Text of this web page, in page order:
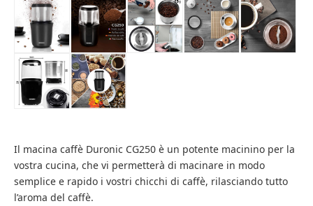
Il macina caffè Duronic CG250 è un potente macinino per la
vostra cucina, che vi permetterà di macinare in modo
semplice e rapido i vostri chicchi di caffè, rilasciando tutto
l’aroma del caffè.